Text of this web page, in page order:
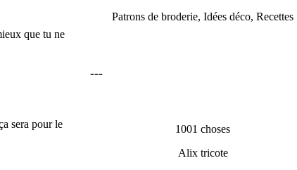
que tu ne
sera pour le
Patrons de broderie, Idées déco, Recettes
---
1001 choses
Alix tricote